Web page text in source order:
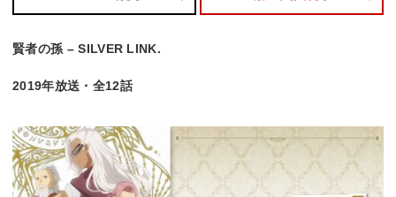
賢者の孫 – SILVER LINK.
2019年放送・全12話